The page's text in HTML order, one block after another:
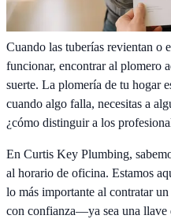
Cuando las tuberías revientan o
funcionar, encontrar al plomero
suerte. La plomería de tu hogar
cuando algo falla, necesitas a
¿cómo distinguir a los
En Curtis Key Plumbing,
al horario de oficina. Estamos
lo más importante al contratar
con confianza—ya sea una llave